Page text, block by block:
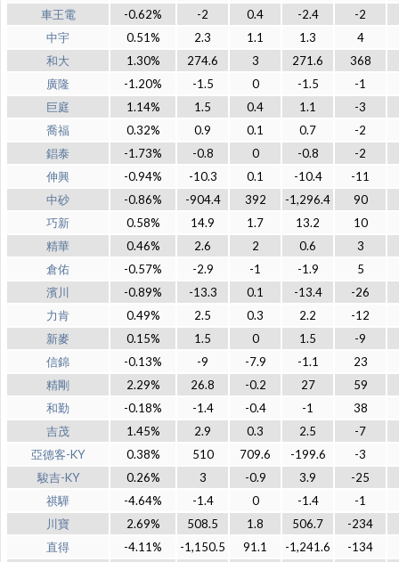
車王電
-0.62% -2 0.4 -2.4
-2
中宇
0.51% 2.3 1.1 1.3
4
和大
1.30% 274.6 3 271.6
368
廣隆
-1.20% -1.5 0 -1.5
-1
巨庭
1.14% 1.5 0.4 1.1
-3
喬福
0.32% 0.9 0.1 0.7
-2
錩泰
-1.73% -0.8 0 -0.8
-2
伸興
-0.94% -10.3 0.1 -10.4
-11
中砂
-0.86% -904.4 392 -1,296.4
90
巧新
0.58% 14.9 1.7 13.2
10
精華
0.46% 2.6 2 0.6
3
倉佑
-0.57% -2.9 -1 -1.9
5
濱川
-0.89% -13.3 0.1 -13.4
-26
力肯
0.49% 2.5 0.3 2.2
-12
新麥
0.15% 1.5 0 1.5
-9
信錦
-0.13% -9 -7.9 -1.1
23
精剛
2.29% 26.8 -0.2 27
59
和勤
-0.18% -1.4 -0.4 -1
38
吉茂
1.45% 2.9 0.3 2.5
-7
亞德客-KY
0.38% 510 709.6 -199.6
-3
駿吉-KY
0.26% 3 -0.9 3.9
-25
祺驊
-4.64% -1.4 0 -1.4
-1
川寶
2.69% 508.5 1.8 506.7
-234
直得
-4.11% -1,150.5 91.1 -1,241.6
-134